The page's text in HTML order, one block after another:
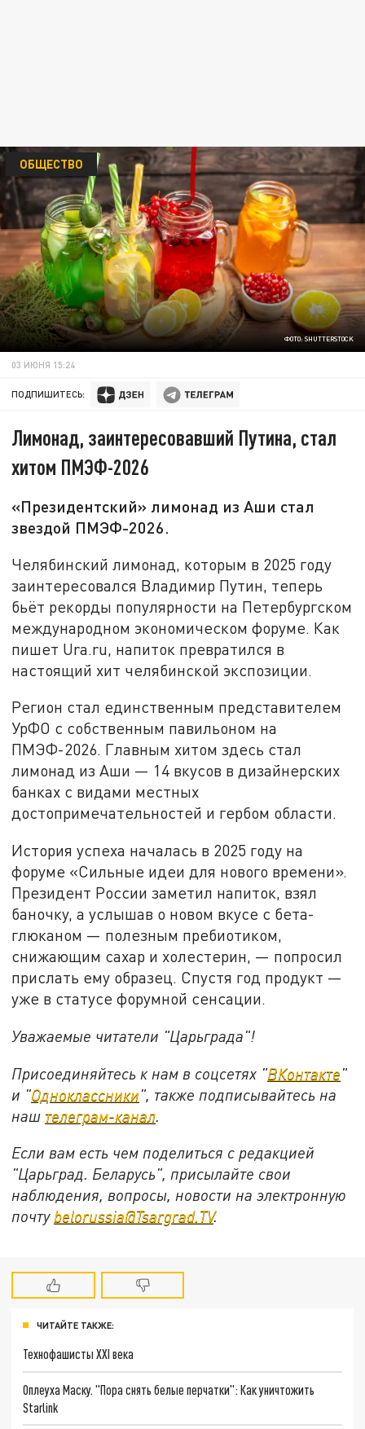
ФОТО: SHUTTERSTOCK
ОБЩЕСТВО
03 ИЮНЯ 15:24
ПОДПИШИТЕСЬ:
Лимонад, заинтересовавший Путина, стал
хитом ПМЭФ-2026
«Президентский» лимонад из Аши стал
звездой ПМЭФ-2026.
Челябинский лимонад, которым в 2025 году
заинтересовался Владимир Путин, теперь
бьёт рекорды популярности на Петербургском
международном экономическом форуме. Как
пишет Ura.ru, напиток превратился в
настоящий хит челябинской экспозиции.
Регион стал единственным представителем
УрФО с собственным павильоном на
ПМЭФ-2026. Главным хитом здесь стал
лимонад из Аши — 14 вкусов в дизайнерских
банках с видами местных
достопримечательностей и гербом области.
История успеха началась в 2025 году на
форуме «Сильные идеи для нового времени».
Президент России заметил напиток, взял
баночку, а услышав о новом вкусе с бета-
глюканом — полезным пребиотиком,
снижающим сахар и холестерин, — попросил
прислать ему образец. Спустя год продукт —
уже в статусе форумной сенсации.
Уважаемые читатели "Царьграда"!
Присоединяйтесь к нам в соцсетях "ВКонтакте"
и "Одноклассники", также подписывайтесь на
наш телеграм-канал
Если вам есть чем поделиться с редакцией
"Царьград. Беларусь", присылайте свои
наблюдения, вопросы, новости на электронную
почту belorussia@Tsargrad.TV.
ЧИТАЙТЕ ТАКЖЕ:
Технофашисты XXI века
Оплеуха Маску. "Пора снять белые перчатки": Как уничтожить
Starlink